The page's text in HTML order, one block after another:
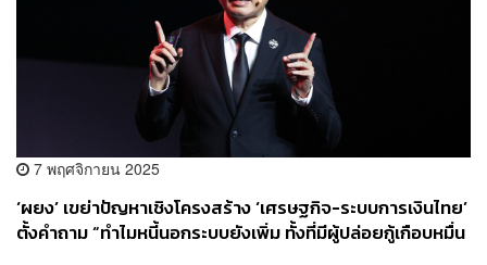
7 พฤศจิกายน 2025
‘ผยง’ เขย่าปัญหาเชิงโครงสร้าง ‘เศรษฐกิจ-ระบบการเงินไทย’
ตั้งคำถาม “ทำไมหนี้นอกระบบยังเพิ่ม ทั้งที่มีผู้ปล่อยกู้เกือบหมื่น